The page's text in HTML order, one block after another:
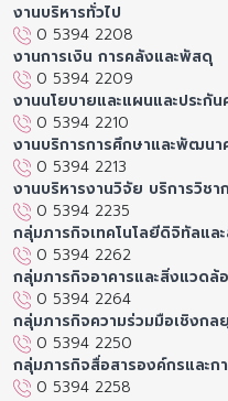
งานบริหารทั่วไป
0 5394 2208
งานการเงิน การคลังและพัสดุ
0 5394 2209
งานนโยบายและแผนและประกั
0 5394 2210
งานบริการการศึกษาและพัฒน
0 5394 2213
งานบริหารงานวิจัย บริการวิชา
0 5394 2235
กลุ่มภารกิจเทคโนโลยีดิจิทัลแล
0 5394 2262
กลุ่มภารกิจอาคารและสิ่งแวดล้
0 5394 2264
กลุ่มภารกิจความร่วมมือเชิงกล
0 5394 2250
กลุ่มภารกิจสื่อสารองค์กรและก
0 5394 2258